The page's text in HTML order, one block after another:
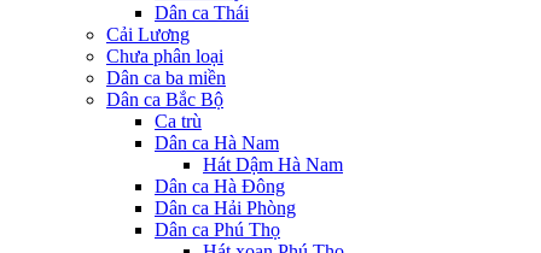
Dân ca Thái
Cải Lương
Chưa phân loại
Dân ca ba miền
Dân ca Bắc Bộ
Ca trù
Dân ca Hà Nam
Hát Dậm Hà Nam
Dân ca Hà Đông
Dân ca Hải Phòng
Dân ca Phú Thọ